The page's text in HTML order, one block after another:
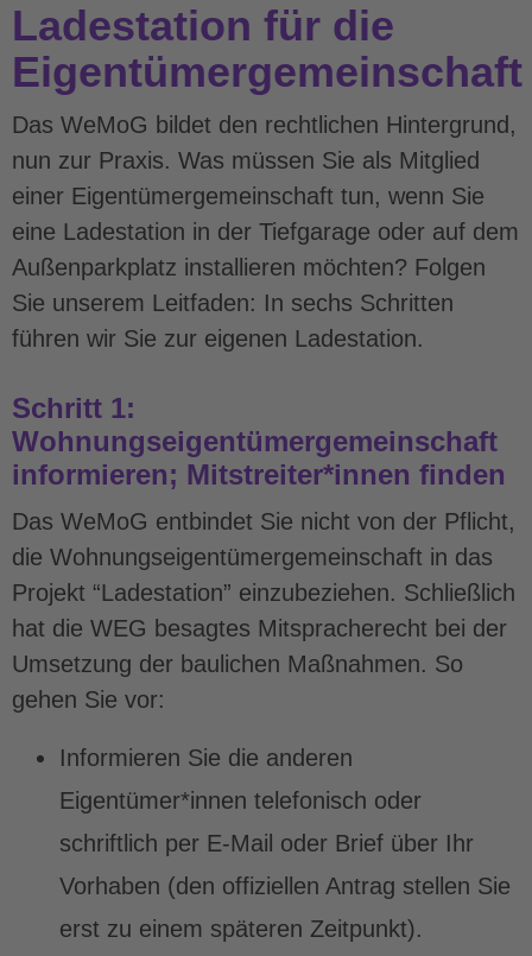
Ladestation für die
Eigentümergemeinschaft
Das WeMoG bildet den rechtlichen Hintergrund,
nun zur Praxis. Was müssen Sie als Mitglied
einer Eigentümergemeinschaft tun, wenn Sie
eine Ladestation in der Tiefgarage oder auf dem
Außenparkplatz installieren möchten? Folgen
Sie unserem Leitfaden: In sechs Schritten
führen wir Sie zur eigenen Ladestation.
Schritt 1:
Wohnungseigentümergemeinschaft
informieren; Mitstreiter*innen finden
Das WeMoG entbindet Sie nicht von der Pflicht,
die Wohnungseigentümergemeinschaft in das
Projekt “Ladestation” einzubeziehen. Schließlich
hat die WEG besagtes Mitspracherecht bei der
Umsetzung der baulichen Maßnahmen. So
gehen Sie vor:
Informieren Sie die anderen
Eigentümer*innen telefonisch oder
schriftlich per E-Mail oder Brief über Ihr
Vorhaben (den offiziellen Antrag stellen Sie
erst zu einem späteren Zeitpunkt).